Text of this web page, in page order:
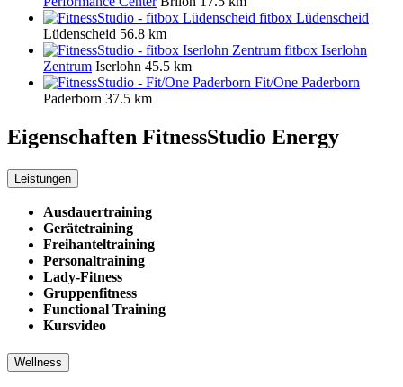
fitbox Lüdenscheid
Lüdenscheid 56.8 km
fitbox Iserlohn
Zentrum Iserlohn 45.5 km
Fit/One Paderborn
Paderborn 37.5 km
Eigenschaften FitnessStudio Energy
Leistungen
Ausdauertraining
Gerätetraining
Freihanteltraining
Personaltraining
Lady-Fitness
Gruppenfitness
Functional Training
Kursvideo
Wellness